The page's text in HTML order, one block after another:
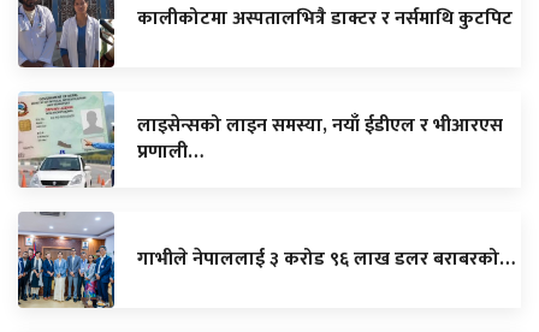
कालीकोटमा अस्पतालभित्रै डाक्टर र नर्समाथि कुटपिट
लाइसेन्सको लाइन समस्या, नयाँ ईडीएल र भीआरएस
प्रणाली…
गाभीले नेपाललाई ३ करोड ९६ लाख डलर बराबरको…